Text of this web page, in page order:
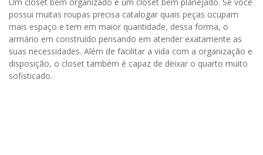
possui muitas roupas precisa catalogar quais peças ocupam
mais espaço e tem em maior quantidade, dessa forma, o
armário em construído pensando em atender exatamente as
suas necessidades. Além de facilitar a vida com a organização e
disposição, o closet também é capaz de deixar o quarto muito
sofisticado.